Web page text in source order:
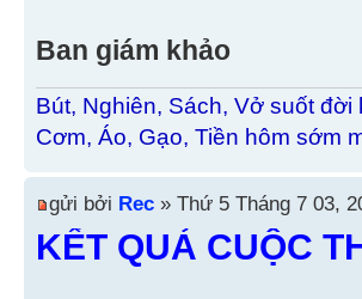
Ban giám khảo
Bút, Nghiên, Sách, Vở suốt
Cơm, Áo, Gạo, Tiền hôm sớm
gửi bởi Rec » Thứ 5 Tháng 7 03,
KẾT QUẢ CUỘC